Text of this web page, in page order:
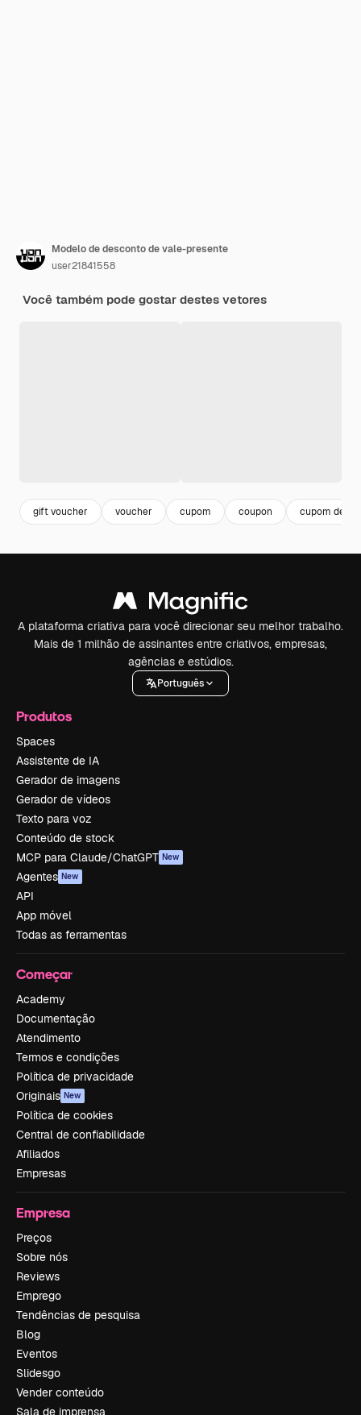
Modelo de desconto de vale-presente
user21841558
Você também pode gostar destes vetores
gift voucher voucher cupom coupon cupom de
A plataforma criativa para você direcionar seu melhor trabalho.
Mais de 1 milhão de assinantes entre criativos, empresas,
agências e estúdios.
Português
Produtos
Spaces
Assistente de IA
Gerador de imagens
Gerador de vídeos
Texto para voz
Conteúdo de stock
MCP para Claude/ChatGPT New
Agentes New
API
App móvel
Todas as ferramentas
Começar
Academy
Documentação
Atendimento
Termos e condições
Política de privacidade
Originais New
Política de cookies
Central de confiabilidade
Afiliados
Empresas
Empresa
Preços
Sobre nós
Reviews
Emprego
Tendências de pesquisa
Blog
Eventos
Slidesgo
Vender conteúdo
Sala de imprensa